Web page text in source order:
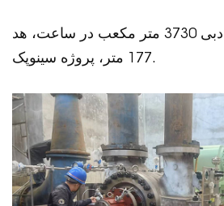
پمپ کف برج زایلن، دبی 3730 متر مکعب در ساعت، هد
177 متر، پروژه سینوپک.